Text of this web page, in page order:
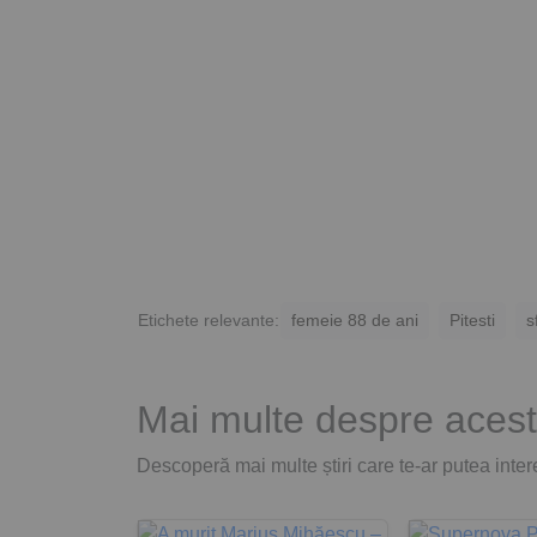
Etichete relevante: femeie 88 de ani Pitesti
Mai multe despre
Descoperă mai multe știri care te-ar putea